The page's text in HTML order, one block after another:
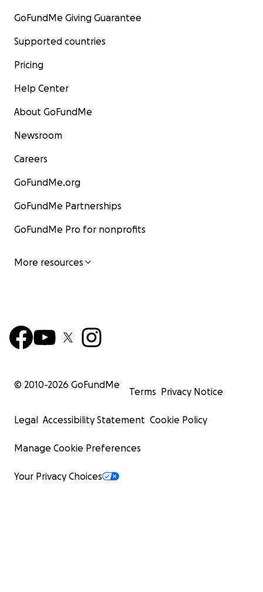
GoFundMe Giving Guarantee
Supported countries
Pricing
Help Center
About GoFundMe
Newsroom
Careers
GoFundMe.org
GoFundMe Partnerships
GoFundMe Pro for nonprofits
More resources
© 2010-2026 GoFundMe
Terms Privacy Notice
Legal Accessibility Statement Cookie Policy
Manage Cookie Preferences
Your Privacy Choices